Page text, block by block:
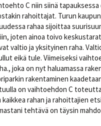
C niin siinä tapauksessa
rahoittajat. Turun
rahaa sijoittaa
joten ainoa toivo
valtio ja yksityinen raha.
eikä tule. Viimeiseksi
joka on nyt haluamassa
rakentaminen
on vaihtoehdon C
rahan ja rahoittajien
tehtävä on täysin